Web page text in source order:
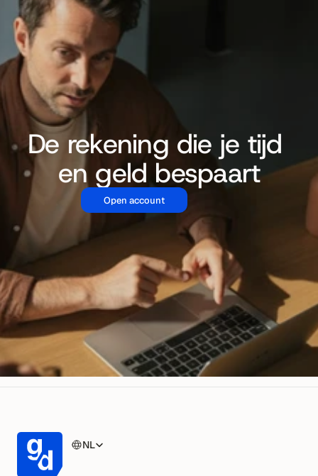
De rekening die je tijd
en geld bespaart
Open account
NL